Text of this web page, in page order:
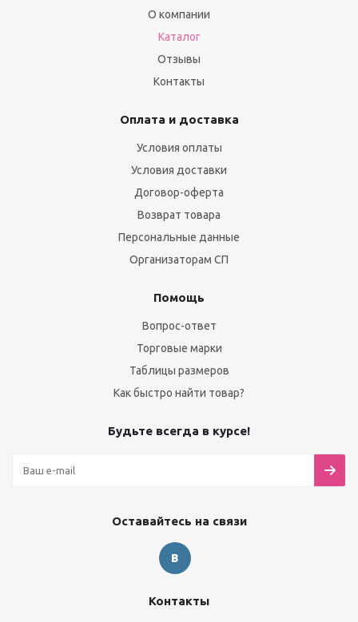
О компании
Каталог
Отзывы
Контакты
Оплата и доставка
Условия оплаты
Условия доставки
Договор-оферта
Возврат товара
Персональные данные
Организаторам СП
Помощь
Вопрос-ответ
Торговые марки
Таблицы размеров
Как быстро найти товар?
Будьте всегда в курсе!
Оставайтесь на связи
Контакты